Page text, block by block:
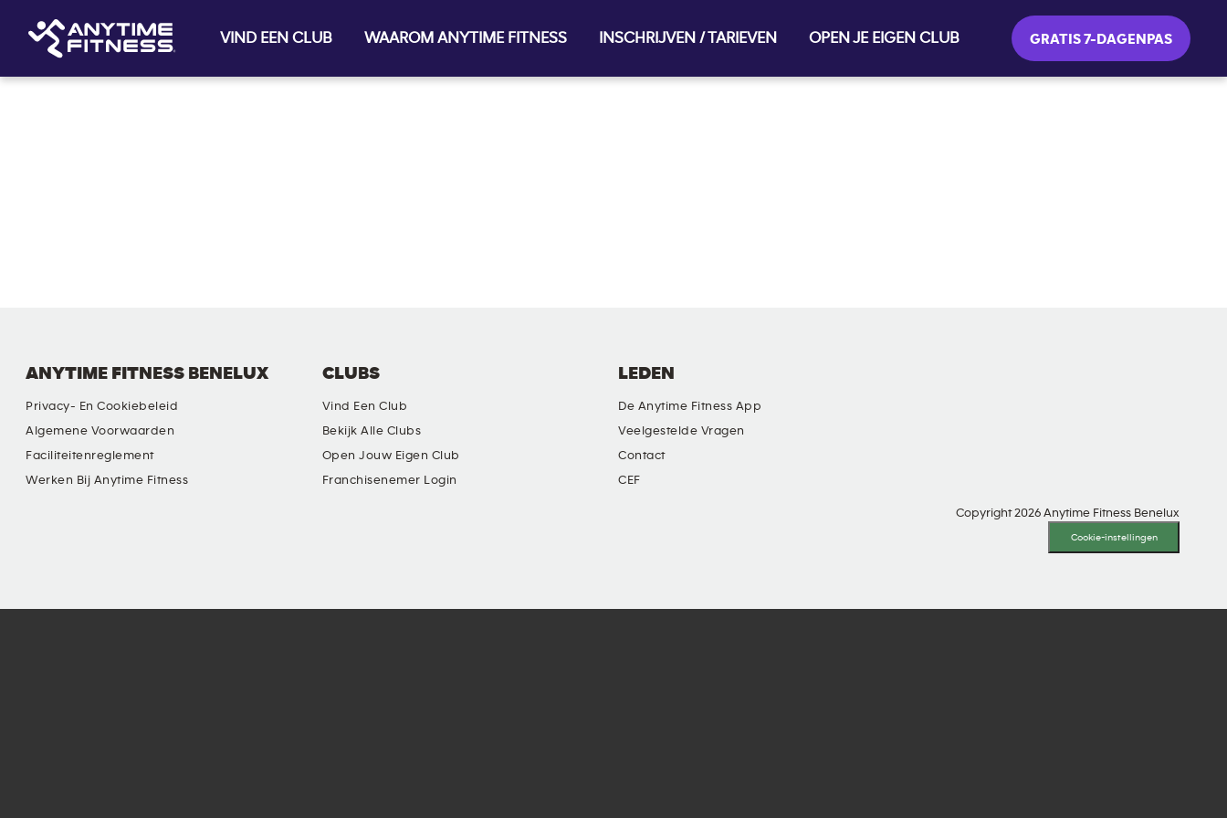
VIND EEN CLUB WAAROM ANYTIME FITNESS INSCHRIJVEN / TARIEVEN OPEN JE EIGEN CLUB GRATIS 7-DAGENPAS
ANYTIME FITNESS BENELUX
Privacy- En Cookiebeleid
Algemene Voorwaarden
Faciliteitenreglement
Werken Bij Anytime Fitness
CLUBS
Vind Een Club
Bekijk Alle Clubs
Open Jouw Eigen Club
Franchisenemer Login
LEDEN
De Anytime Fitness App
Veelgestelde Vragen
Contact
CEF
Copyright 2026 Anytime Fitness Benelux
Cookie-instellingen